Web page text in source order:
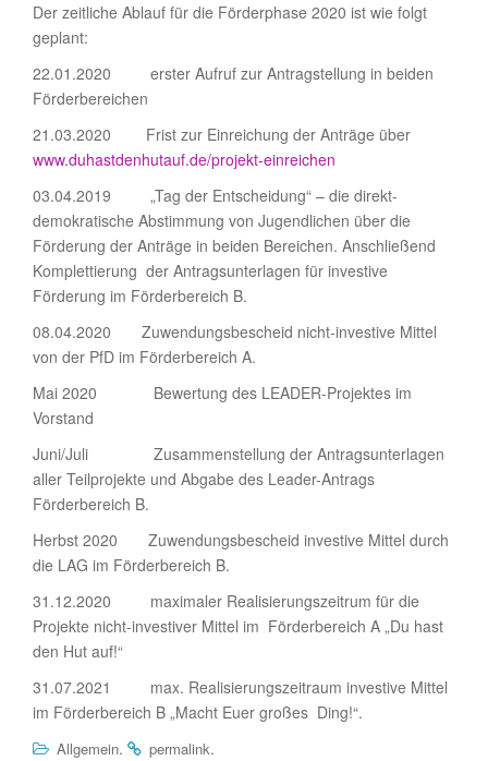
Der zeitliche Ablauf für die Förderphase 2020 ist wie folgt
geplant:
22.01.2020 erster Aufruf zur Antragstellung in beiden
Förderbereichen
21.03.2020 Frist zur Einreichung der Anträge über
www.duhastdenhutauf.de/projekt-einreichen
03.04.2019 „Tag der Entscheidung“ – die direkt-
demokratische Abstimmung von Jugendlichen über die
Förderung der Anträge in beiden Bereichen. Anschließend
Komplettierung der Antragsunterlagen für investive
Förderung im Förderbereich B.
08.04.2020 Zuwendungsbescheid nicht-investive Mittel
von der PfD im Förderbereich A.
Mai 2020 Bewertung des LEADER-Projektes im
Vorstand
Juni/Juli Zusammenstellung der Antragsunterlagen
aller Teilprojekte und Abgabe des Leader-Antrags
Förderbereich B.
Herbst 2020 Zuwendungsbescheid investive Mittel durch
die LAG im Förderbereich B.
31.12.2020 maximaler Realisierungszeitrum für die
Projekte nicht-investiver Mittel im Förderbereich A „Du hast
den Hut auf!“
31.07.2021 max. Realisierungszeitraum investive Mittel
im Förderbereich B „Macht Euer großes Ding!“.
Allgemein. permalink.